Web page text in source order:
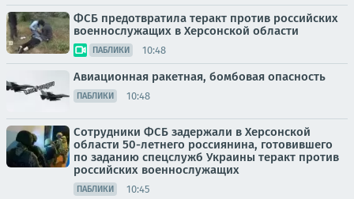
ФСБ предотвратила теракт против российских
военнослужащих в Херсонской области
ПАБЛИКИ 10:48
Авиационная ракетная, бомбовая опасность
ПАБЛИКИ 10:48
Сотрудники ФСБ задержали в Херсонской
области 50-летнего россиянина, готовившего
по заданию спецслужб Украины теракт против
российских военнослужащих
ПАБЛИКИ 10:45